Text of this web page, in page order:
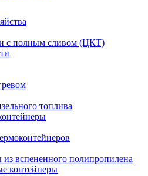
с полным сливом (ЦКТ)
топлива
вспененного полипропилена
контейнеры